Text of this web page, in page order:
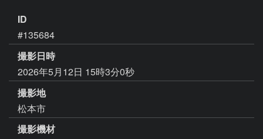
ID
#135684
撮影日時
2026年5月12日 15時3分0秒
撮影地
松本市
撮影機材